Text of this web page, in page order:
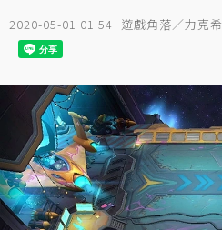
2020-05-01 01:54 遊戲角落／力克希